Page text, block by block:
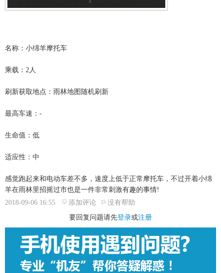
名称：小绵羊摩托车
乘载：2人
刷新获取地点：雨林地图随机刷新
最高车速：-
生命值：低
适应性：中
感觉跑起来和电动车差不多，速度上低于正常摩托车，不过开着小绵
羊在雨林里招摇过市也是一件非常刺激有趣的事情!
2018-09-06 16:55
添加评论
没有帮助
要回复问题请先登录或注册